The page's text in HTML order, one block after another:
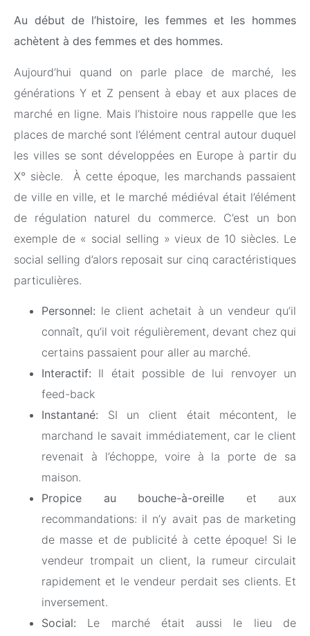
Au début de l’histoire, les femmes et les hommes
achètent à des femmes et des hommes.
Aujourd’hui quand on parle place de marché, les
générations Y et Z pensent à ebay et aux places de
marché en ligne. Mais l’histoire nous rappelle que les
places de marché sont l’élément central autour duquel
les villes se sont développées en Europe à partir du
X° siècle. À cette époque, les marchands passaient
de ville en ville, et le marché médiéval était l’élément
de régulation naturel du commerce. C’est un bon
exemple de « social selling » vieux de 10 siècles. Le
social selling d’alors reposait sur cinq caractéristiques
particulières.
Personnel: le client achetait à un vendeur qu’il
connaît, qu’il voit régulièrement, devant chez qui
certains passaient pour aller au marché.
Interactif: Il était possible de lui renvoyer un
feed-back
Instantané: SI un client était mécontent, le
marchand le savait immédiatement, car le client
revenait à l’échoppe, voire à la porte de sa
maison.
Propice au bouche-à-oreille et aux
recommandations: il n’y avait pas de marketing
de masse et de publicité à cette époque! Si le
vendeur trompait un client, la rumeur circulait
rapidement et le vendeur perdait ses clients. Et
inversement.
Social: Le marché était aussi le lieu de